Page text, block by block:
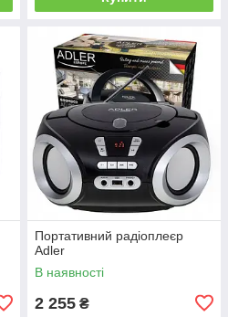
Портативний радіоплеєр
Adler
В наявності
2 255 ₴